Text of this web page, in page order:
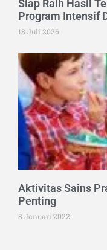
Siap Raih Hasil
Program Intensif
18 Juli 2026
Aktivitas Sains
Penting
8 Januari 2022